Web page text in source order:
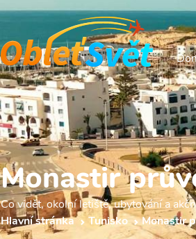
Monastir
Co vidět, okolní letiště, ubytování a
Hlavní stránka
Tunisko Monastir